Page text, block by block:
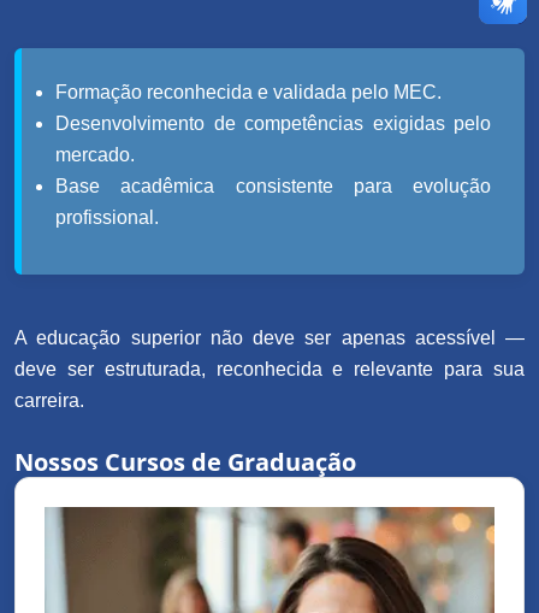
Formação reconhecida e validada pelo MEC.
Desenvolvimento de competências exigidas pelo
mercado.
Base acadêmica consistente para evolução
profissional.
A educação superior não deve ser apenas acessível —
deve ser estruturada, reconhecida e relevante para sua
carreira.
Nossos Cursos de Graduação